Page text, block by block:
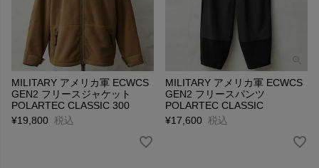
MILITARY アメリカ軍 ECWCS
GEN2 フリースジャケット
POLARTEC CLASSIC 300
¥19,800 税込
MILITARY アメリカ軍 ECWCS
GEN2 フリースパンツ
POLARTEC CLASSIC
¥17,600 税込